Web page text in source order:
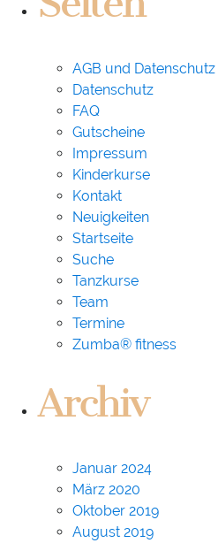
AGB und Datenschutz
Datenschutz
FAQ
Gutscheine
Impressum
Kinderkurse
Kontakt
Neuigkeiten
Startseite
Suche
Tanzkurse
Team
Termine
Zumba® fitness
Archiv
Januar 2024
März 2020
Oktober 2019
August 2019